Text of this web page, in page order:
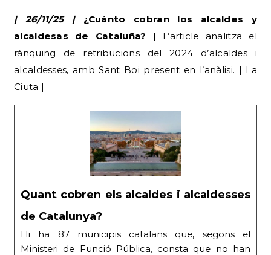
| 26/11/25 | ¿Cuánto cobran los alcaldes y
alcaldesas de Cataluña? | L’article analitza el
rànquing de retribucions del 2024 d’alcaldes i
alcaldesses, amb Sant Boi present en l’anàlisi. | La
Ciuta |
Quant cobren els alcaldes i alcaldesses
de Catalunya?
Hi ha 87 municipis catalans que, segons el
Ministeri de Funció Pública, consta que no han